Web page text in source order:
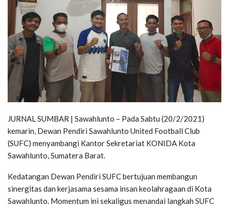
JURNAL SUMBAR | Sawahlunto – Pada Sabtu (20/2/2021)
kemarin, Dewan Pendiri Sawahlunto United Football Club
(SUFC) menyambangi Kantor Sekretariat KONIDA Kota
Sawahlunto, Sumatera Barat.
Kedatangan Dewan Pendiri SUFC bertujuan membangun
sinergitas dan kerjasama sesama insan keolahragaan di Kota
Sawahlunto. Momentum ini sekaligus menandai langkah SUFC